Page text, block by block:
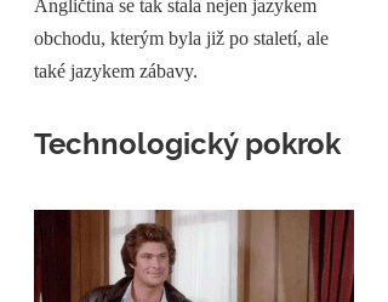
Angličtina se tak stala nejen jazykem
obchodu, kterým byla již po staletí, ale
také jazykem zábavy.
Technologický pokrok